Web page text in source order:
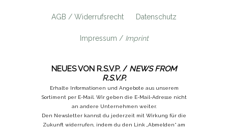
AGB / Widerrufsrecht Datenschutz
Impressum / Imprint
NEUES VON R.S.V.P. / NEWS FROM
R.S.V.P.
Erhalte Informationen und Angebote aus unserem
Sortiment per E-Mail. Wir geben die E-Mail-Adresse nicht
an andere Unternehmen weiter.
Den Newsletter kannst du jederzeit mit Wirkung für die
Zukunft widerrufen, indem du den Link „Abmelden“ am